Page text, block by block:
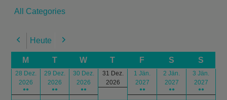
All Categories
Previous
Heute Next
M T W T F S S
28 Dez.
2026
●●
29 Dez.
2026
●●
30 Dez.
2026
●●
31 Dez.
2026
1 Jän.
2027
●●
2 Jän.
2027
●●
3 Jän.
2027
●●